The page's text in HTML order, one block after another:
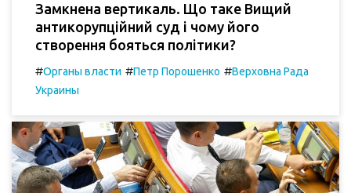
Замкнена вертикаль. Що таке Вищий
антикорупційний суд і чому його
створення бояться політики?
#Органы власти #Петр Порошенко #Верховна Рада
Украины